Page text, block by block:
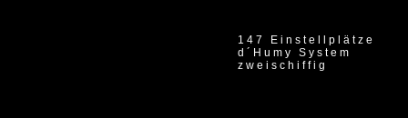
147 Einstellplätze
d´Humy System
zweischiffig